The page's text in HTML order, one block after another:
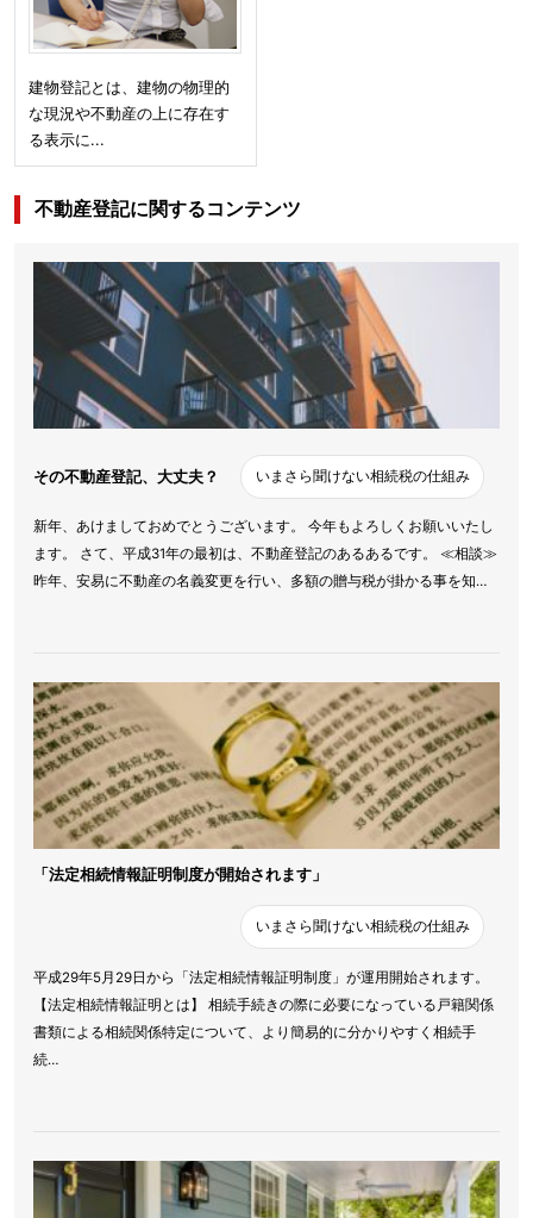
建物登記とは、建物の物理的
な現況や不動産の上に存在す
る表示に...
不動産登記に関するコンテンツ
その不動産登記、大丈夫？ いまさら聞けない相続税の仕組み
新年、あけましておめでとうございます。 今年もよろしくお願いいたし
ます。 さて、平成31年の最初は、不動産登記のあるあるです。 ≪相談≫
昨年、安易に不動産の名義変更を行い、多額の贈与税が掛かる事を知…
「法定相続情報証明制度が開始されます」
いまさら聞けない相続税の仕組み
平成29年5月29日から「法定相続情報証明制度」が運用開始されます。
【法定相続情報証明とは】 相続手続きの際に必要になっている戸籍関係
書類による相続関係特定について、より簡易的に分かりやすく相続手
続…